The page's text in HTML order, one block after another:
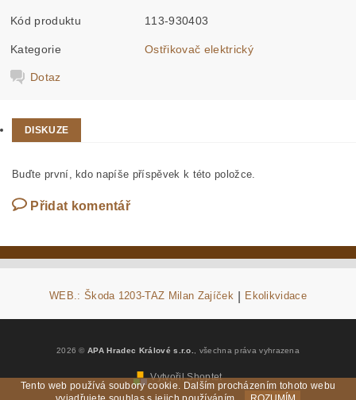
Kód produktu 113-930403
Kategorie Ostřikovač elektrický
Dotaz
DISKUZE
Buďte první, kdo napíše příspěvek k této položce.
Přidat komentář
WEB.: Škoda 1203-TAZ Milan Zajíček Ekolikvidace
2026 ©APA Hradec Králové s.r.o. , všechna práva vyhrazena
Vytvořil Shoptet
Tento web používá soubory cookie. Dalším procházením tohoto webu